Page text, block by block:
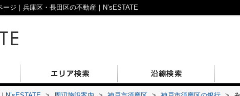
ジ｜兵庫区・長田区の不動産｜N’sESTATE